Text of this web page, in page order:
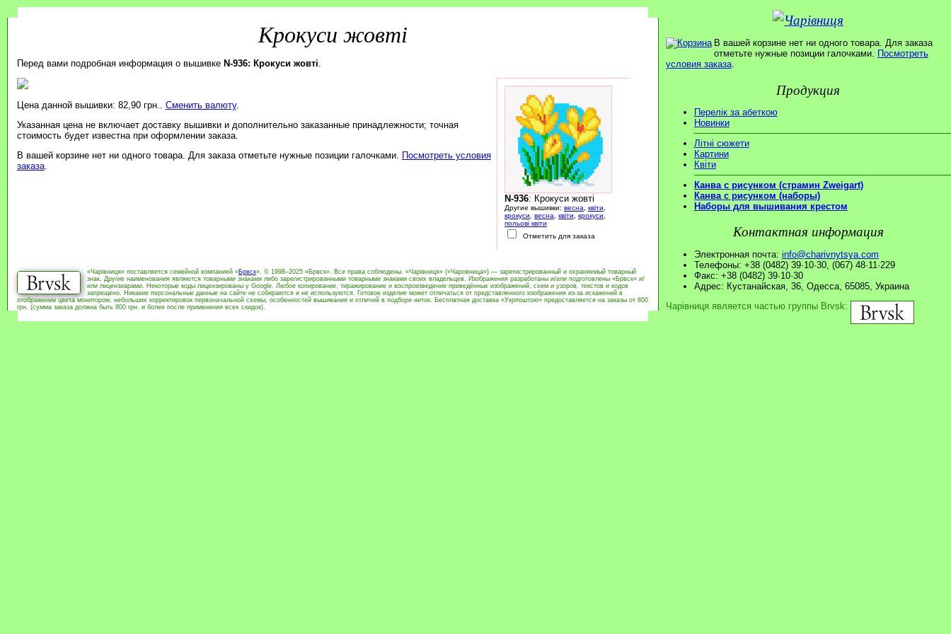
Крокуси жовті
Перед вами подробная информация о вышивке N-936: Крокуси жовті
N-936: Крокуси жовті
Другие вышивки: весна квіти
крокуси
весна квіти крокуси
польові квіти
Отметить для заказа
Цена данной вышивки: 82,90 грн.. Сменить валюту.
Указанная цена не включает доставку вышивки и дополнительно заказанные принадлежности; точная
стоимость будет известна при оформлении заказа.
В вашей корзине нет ни одного товара. Для заказа отметьте нужные позиции галочками.
Посмотреть условия
заказа.
«Чарівниця» поставляется семейной компанией «Брвск». © 1998–2025 «Брвск». Все права соблюдены. «Чарівниця» («Чаровница») — зарегистрированный и охраняемый товарный
знак. Другие наименования являются товарными знаками либо зарегистрированными товарными знаками своих владельцев. Изображения разработаны и/или подготовлены «Брвск» и/
или лицензиарами. Некоторые коды лицензированы у Google. Любое копирование, тиражирование и воспроизведение приведённых изображений, схем и узоров, текстов и кодов
запрещено. Никакие персональные данные на сайте не собираются и не используются. Готовое изделие может отличаться от представленного изображения из-за искажений в
отображении цвета монитором, небольших корректировок первоначальной схемы, особенностей вышивания и отличий в подборе ниток. Бесплатная доставка «Укрпоштою» предоставляется на заказы от 800
грн. (сумма заказа должна быть 800 грн. и более после применения всех скидок).
В вашей корзине нет ни одного товара. Для заказа
отметьте нужные позиции галочками. Посмотреть
условия заказа.
Продукция
Перелік за абеткою
Новинки
Літні сюжети
Картини
Квіти
Канва с рисунком (страмин Zweigart)
Канва с рисунком (наборы)
Наборы для вышивания крестом
Контактная информация
Электронная почта: info@charivnytsya.com
Телефоны: +38 (0482) 39·10·30, (067) 48·11·229
Факс: +38 (0482) 39·10·30
Адрес: Кустанайская, 36, Одесса, 65085, Украина
Чарівниця является частью группы Brvsk: